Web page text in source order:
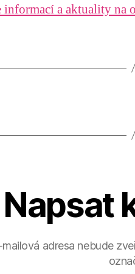
informací a aktuality na
Napsat
adresa nebude